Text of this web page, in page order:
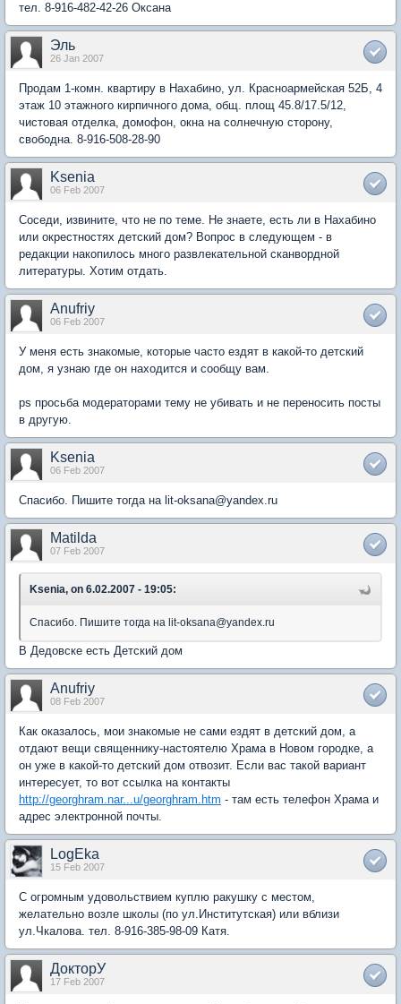
тел. 8-916-482-42-26 Оксана
Эль
26 Jan 2007
Продам 1-комн. квартиру в Нахабино, ул. Красноармейская 52Б, 4
этаж 10 этажного кирпичного дома, общ. площ 45.8/17.5/12,
чистовая отделка, домофон, окна на солнечную сторону,
свободна. 8-916-508-28-90
Ksenia
06 Feb 2007
Соседи, извините, что не по теме. Не знаете, есть ли в Нахабино
или окрестностях детский дом? Вопрос в следующем - в
редакции накопилось много развлекательной сканвордной
литературы. Хотим отдать.
Anufriy
06 Feb 2007
У меня есть знакомые, которые часто ездят в какой-то детский
дом, я узнаю где он находится и сообщу вам.
ps просьба модераторами тему не убивать и не переносить посты
в другую.
Ksenia
06 Feb 2007
Спасибо. Пишите тогда на lit-oksana@yandex.ru
Matilda
07 Feb 2007
Ksenia, on 6.02.2007 - 19:05:
Спасибо. Пишите тогда на lit-oksana@yandex.ru
В Дедовске есть Детский дом
Anufriy
08 Feb 2007
Как оказалось, мои знакомые не сами ездят в детский дом, а
отдают вещи священнику-настоятелю Храма в Новом городке, а
он уже в какой-то детский дом отвозит. Если вас такой вариант
интересует, то вот ссылка на контакты
http://georghram.nar...u/georghram.htm - там есть телефон Храма и
адрес электронной почты.
LogEka
15 Feb 2007
С огромным удовольствием куплю ракушку с местом,
желательно возле школы (по ул.Институтская) или вблизи
ул.Чкалова. тел. 8-916-385-98-09 Катя.
ДокторУ
17 Feb 2007